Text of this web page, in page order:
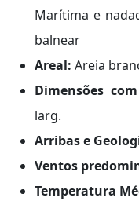
Marítima e
balnear
Areal: Areia
Dimensões
larg.
Arribas e
Ventos
Temperatura